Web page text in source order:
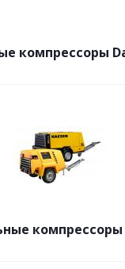
компрессоры
компрессоры